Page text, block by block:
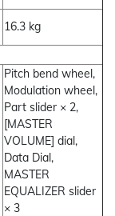
16.3 kg
Pitch bend wheel,
Modulation wheel,
Part slider × 2,
[MASTER
VOLUME] dial,
Data Dial,
MASTER
EQUALIZER slider
× 3